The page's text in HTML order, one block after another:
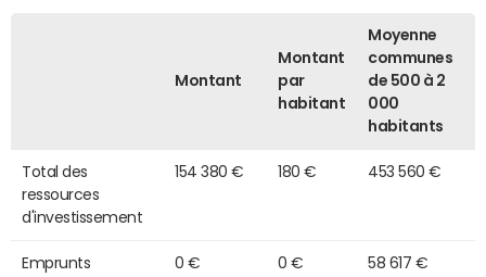
Montant
Montant
par
habitant
Moyenne
communes
de 500 à 2
000
habitants
Total des
ressources
d'investissement
154 380 € 180 € 453 560 €
Emprunts 0 € 0 € 58 617 €